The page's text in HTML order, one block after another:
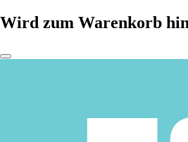
Wird zum Warenkorb